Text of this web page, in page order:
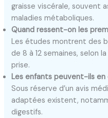
graisse viscérale, souvent
maladies métaboliques.
Quand ressent-on les
Les études montrent des
de 8 à 12 semaines, selon
prise.
Les enfants peuvent-ils en
Sous réserve d’un avis
adaptées existent,
digestifs.